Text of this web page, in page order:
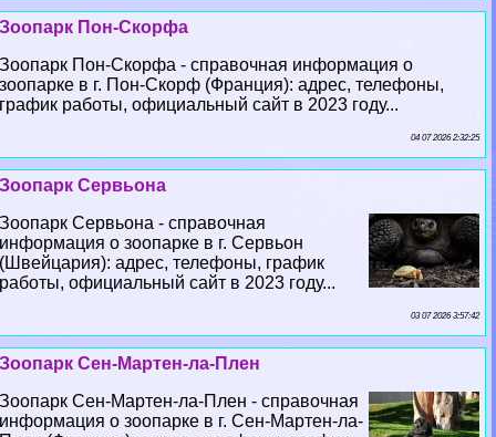
Зоопарк Пон-Скорфа
Зоопарк Пон-Скорфа - справочная информация о
зоопарке в г. Пон-Скорф (Франция): адрес, телефоны,
график работы, официальный сайт в 2023 году...
04 07 2026 2:32:25
Зоопарк Сервьона
Зоопарк Сервьона - справочная
информация о зоопарке в г. Сервьон
(Швейцария): адрес, телефоны, график
работы, официальный сайт в 2023 году...
03 07 2026 3:57:42
Зоопарк Сен-Мартен-ла-Плен
Зоопарк Сен-Мартен-ла-Плен - справочная
информация о зоопарке в г. Сен-Мартен-ла-